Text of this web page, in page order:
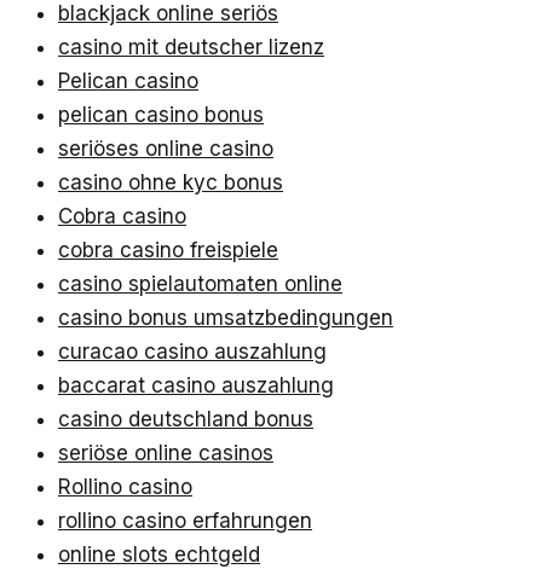
blackjack online seriös
casino mit deutscher lizenz
Pelican casino
pelican casino bonus
seriöses online casino
casino ohne kyc bonus
Cobra casino
cobra casino freispiele
casino spielautomaten online
casino bonus umsatzbedingungen
curacao casino auszahlung
baccarat casino auszahlung
casino deutschland bonus
seriöse online casinos
Rollino casino
rollino casino erfahrungen
online slots echtgeld